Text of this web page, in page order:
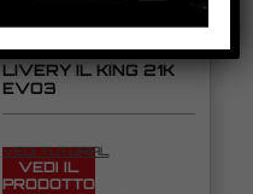
FORMULA 86/89
CANDY #20 JC
LIVERY IL KING 21K
EVO3
VEDI TUTORIAL
VEDI IL
PRODOTTO